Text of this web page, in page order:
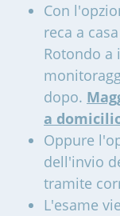
Con
reca a
Rotondo a
dopo.
a
Oppure
dell'invio
tramite
L'esame